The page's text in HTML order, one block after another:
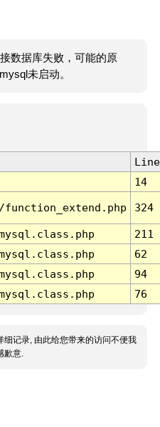
数据库失败，可能的原
未启动。
Line
14
324
211
62
94
76
细记录, 由此给您带来的访问不便我
歉意.